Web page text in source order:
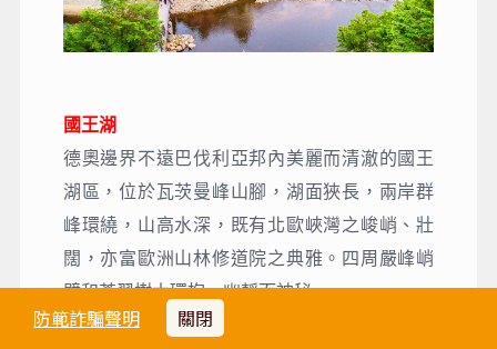
防範詐騙聲明 關閉
國王湖
德奧邊界不遠巴伐利亞邦內美麗而清澈的國王
湖區，位於瓦茨曼峰山腳，湖面狹長，兩岸群
峰環繞，山高水深，既有北歐峽灣之峻峭、壯
闊，亦富歐洲山林修道院之典雅。四周嚴峰峭
壁和蒼翠樹木環抱，幽靜而神秘。